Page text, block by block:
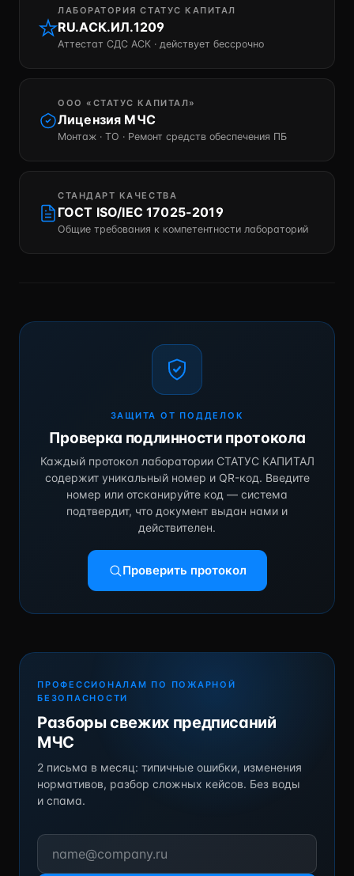
ЛАБОРАТОРИЯ СТАТУС КАПИТАЛ
RU.АСК.ИЛ.1209
Аттестат СДС АСК · действует бессрочно
ООО «СТАТУС КАПИТАЛ»
Лицензия МЧС
Монтаж · ТО · Ремонт средств обеспечения ПБ
СТАНДАРТ КАЧЕСТВА
ГОСТ ISO/IEC 17025-2019
Общие требования к компетентности лабораторий
ЗАЩИТА ОТ ПОДДЕЛОК
Проверка подлинности протокола
Каждый протокол лаборатории СТАТУС КАПИТАЛ
содержит уникальный номер и QR-код. Введите
номер или отсканируйте код — система
подтвердит, что документ выдан нами и
действителен.
Проверить протокол
ПРОФЕССИОНАЛАМ ПО ПОЖАРНОЙ
БЕЗОПАСНОСТИ
Разборы свежих предписаний
МЧС
2 письма в месяц: типичные ошибки, изменения
нормативов, разбор сложных кейсов. Без воды
и спама.